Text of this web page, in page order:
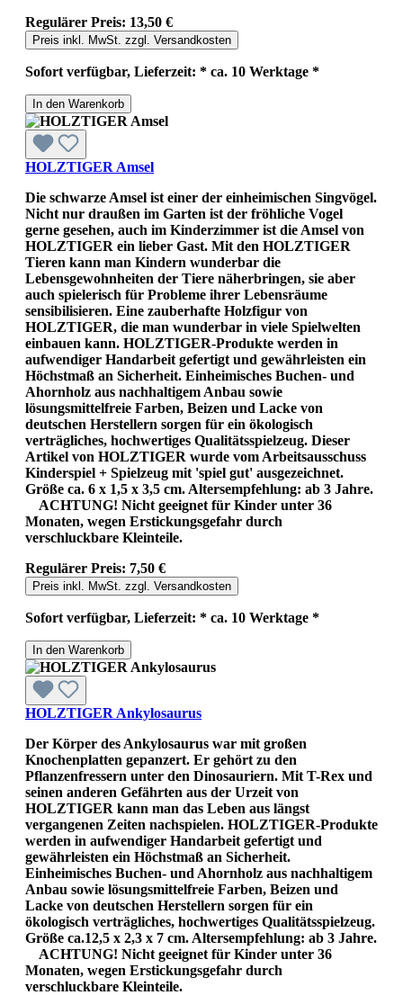
Regulärer Preis: 13,50 €
Preis inkl. MwSt. zzgl. Versandkosten
Sofort verfügbar, Lieferzeit: * ca. 10 Werktage *
In den Warenkorb
HOLZTIGER Amsel
Die schwarze Amsel ist einer der einheimischen Singvögel.
Nicht nur draußen im Garten ist der fröhliche Vogel
gerne gesehen, auch im Kinderzimmer ist die Amsel von
HOLZTIGER ein lieber Gast. Mit den HOLZTIGER
Tieren kann man Kindern wunderbar die
Lebensgewohnheiten der Tiere näherbringen, sie aber
auch spielerisch für Probleme ihrer Lebensräume
sensibilisieren. Eine zauberhafte Holzfigur von
HOLZTIGER, die man wunderbar in viele Spielwelten
einbauen kann. HOLZTIGER-Produkte werden in
aufwendiger Handarbeit gefertigt und gewährleisten ein
Höchstmaß an Sicherheit. Einheimisches Buchen- und
Ahornholz aus nachhaltigem Anbau sowie
lösungsmittelfreie Farben, Beizen und Lacke von
deutschen Herstellern sorgen für ein ökologisch
verträgliches, hochwertiges Qualitätsspielzeug. Dieser
Artikel von HOLZTIGER wurde vom Arbeitsausschuss
Kinderspiel + Spielzeug mit 'spiel gut' ausgezeichnet.
Größe ca. 6 x 1,5 x 3,5 cm. Altersempfehlung: ab 3 Jahre.
ACHTUNG! Nicht geeignet für Kinder unter 36
Monaten, wegen Erstickungsgefahr durch
verschluckbare Kleinteile.
Regulärer Preis: 7,50 €
Preis inkl. MwSt. zzgl. Versandkosten
Sofort verfügbar, Lieferzeit: * ca. 10 Werktage *
In den Warenkorb
HOLZTIGER Ankylosaurus
Der Körper des Ankylosaurus war mit großen
Knochenplatten gepanzert. Er gehört zu den
Pflanzenfressern unter den Dinosauriern. Mit T-Rex und
seinen anderen Gefährten aus der Urzeit von
HOLZTIGER kann man das Leben aus längst
vergangenen Zeiten nachspielen. HOLZTIGER-Produkte
werden in aufwendiger Handarbeit gefertigt und
gewährleisten ein Höchstmaß an Sicherheit.
Einheimisches Buchen- und Ahornholz aus nachhaltigem
Anbau sowie lösungsmittelfreie Farben, Beizen und
Lacke von deutschen Herstellern sorgen für ein
ökologisch verträgliches, hochwertiges Qualitätsspielzeug.
Größe ca.12,5 x 2,3 x 7 cm. Altersempfehlung: ab 3 Jahre.
ACHTUNG! Nicht geeignet für Kinder unter 36
Monaten, wegen Erstickungsgefahr durch
verschluckbare Kleinteile.